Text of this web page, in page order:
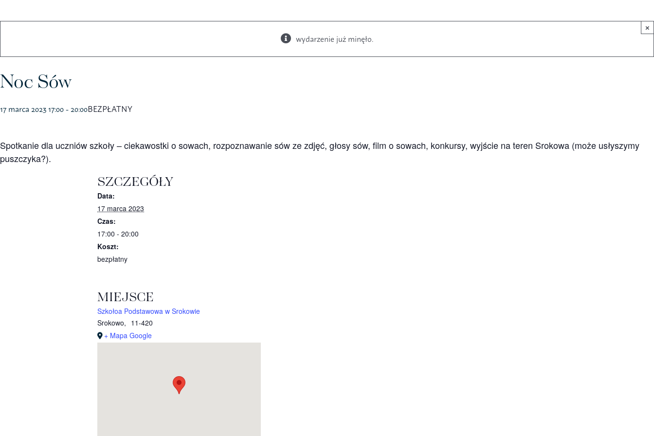
Koszulki Kubki Książki Budki i karmniki
×
wydarzenie już minęło.
Noc Sów
17 marca 2023 17:00 - 20:00BEZPŁATNY
Spotkanie dla uczniów szkoły – ciekawostki o sowach, rozpoznawanie sów ze zdjęć, głosy sów, film o sowach, konkursy, wyjście na teren Srokowa (może usłyszymy
puszczyka?).
SZCZEGÓŁY
Data:
17 marca 2023
Czas:
17:00 - 20:00
Koszt:
bezpłatny
MIEJSCE
Szkołoa Podstawowa w Srokowie
Srokowo, 11-420
+ Mapa Google